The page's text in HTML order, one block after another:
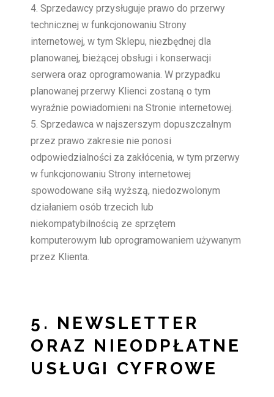
Sprzedawcy przysługuje prawo do przerwy
technicznej w funkcjonowaniu Strony
internetowej, w tym Sklepu, niezbędnej dla
planowanej, bieżącej obsługi i konserwacji
serwera oraz oprogramowania. W przypadku
planowanej przerwy Klienci zostaną o tym
wyraźnie powiadomieni na Stronie internetowej.
Sprzedawca w najszerszym dopuszczalnym
przez prawo zakresie nie ponosi
odpowiedzialności za zakłócenia, w tym przerwy
w funkcjonowaniu Strony internetowej
spowodowane siłą wyższą, niedozwolonym
działaniem osób trzecich lub
niekompatybilnością ze sprzętem
komputerowym lub oprogramowaniem używanym
przez Klienta.
5. NEWSLETTER
ORAZ NIEODPŁATNE
USŁUGI CYFROWE